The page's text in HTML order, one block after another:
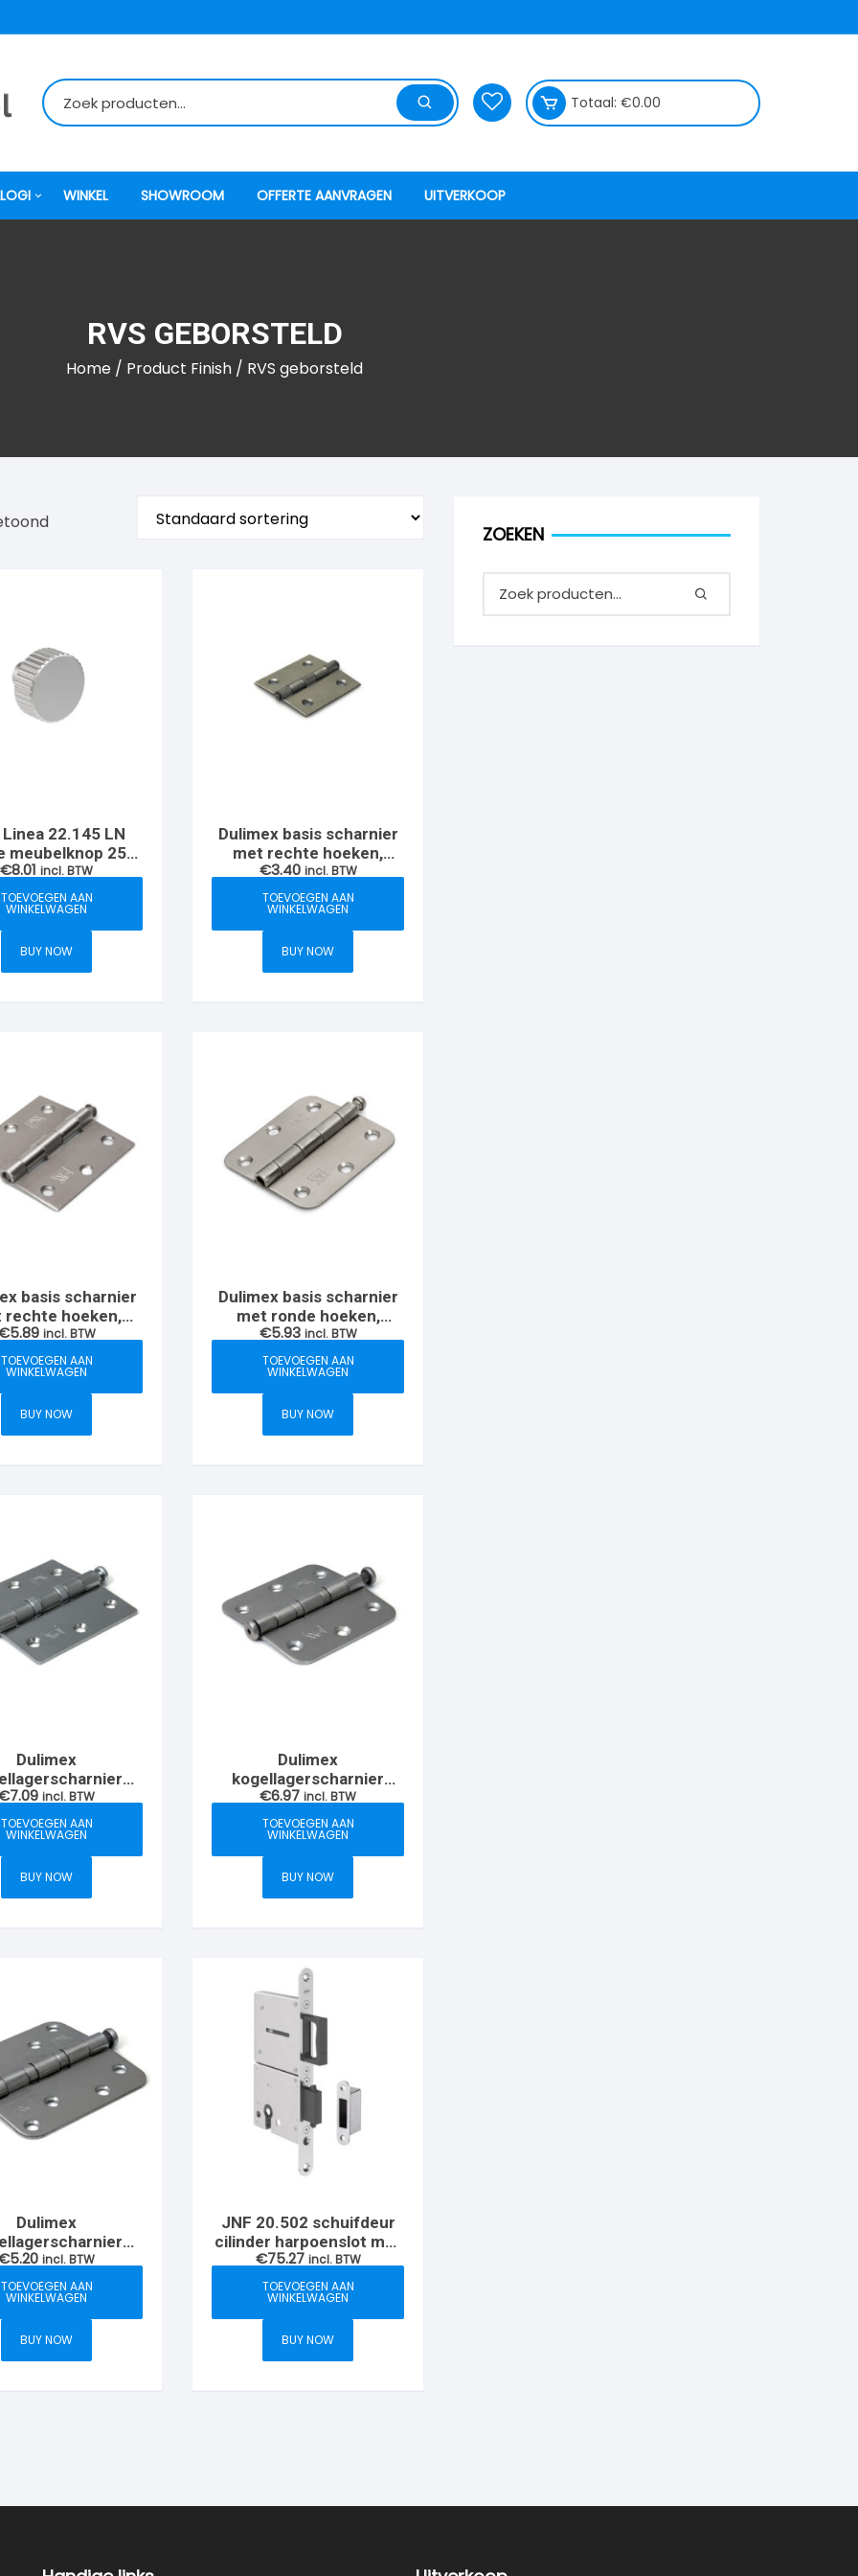
Totaal: €0.00
WINKEL SHOWROOM OFFERTE AANVRAGEN UITVERKOOP
RVS GEBORSTELD
Home / Product Finish / RVS geborsteld
Linea 22.145 LN
meubelknop 25
RVS-geborsteld
€8.01 incl. BTW
TOEVOEGEN AAN
WINKELWAGEN
BUY NOW
Dulimex basis scharnier
met rechte hoeken,
51x51mm, RVS
geborsteld
€3.40 incl. BTW
TOEVOEGEN AAN
WINKELWAGEN
BUY NOW
basis scharnier
rechte hoeken,
RVS
geborsteld
5.89 incl. BTW
TOEVOEGEN AAN
WINKELWAGEN
BUY NOW
Dulimex basis scharnier
met ronde hoeken,
76x76mm, RVS
geborsteld
€5.93 incl. BTW
TOEVOEGEN AAN
WINKELWAGEN
BUY NOW
Dulimex
met rechte
RVS-geborsteld
7.09 incl. BTW
TOEVOEGEN AAN
WINKELWAGEN
BUY NOW
Dulimex
kogellagerscharnier
76x76mm met ronde
hoeken, RVS-geborsteld
€6.97 incl. BTW
TOEVOEGEN AAN
WINKELWAGEN
BUY NOW
Dulimex
met ronde
RVS-geborsteld
5.20 incl. BTW
TOEVOEGEN AAN
WINKELWAGEN
BUY NOW
JNF 20.502 schuifdeur
cilinder harpoenslot met
trekring, Voorplaat RVS-
geborsteld
€75.27 incl. BTW
TOEVOEGEN AAN
WINKELWAGEN
BUY NOW
ZOEKEN